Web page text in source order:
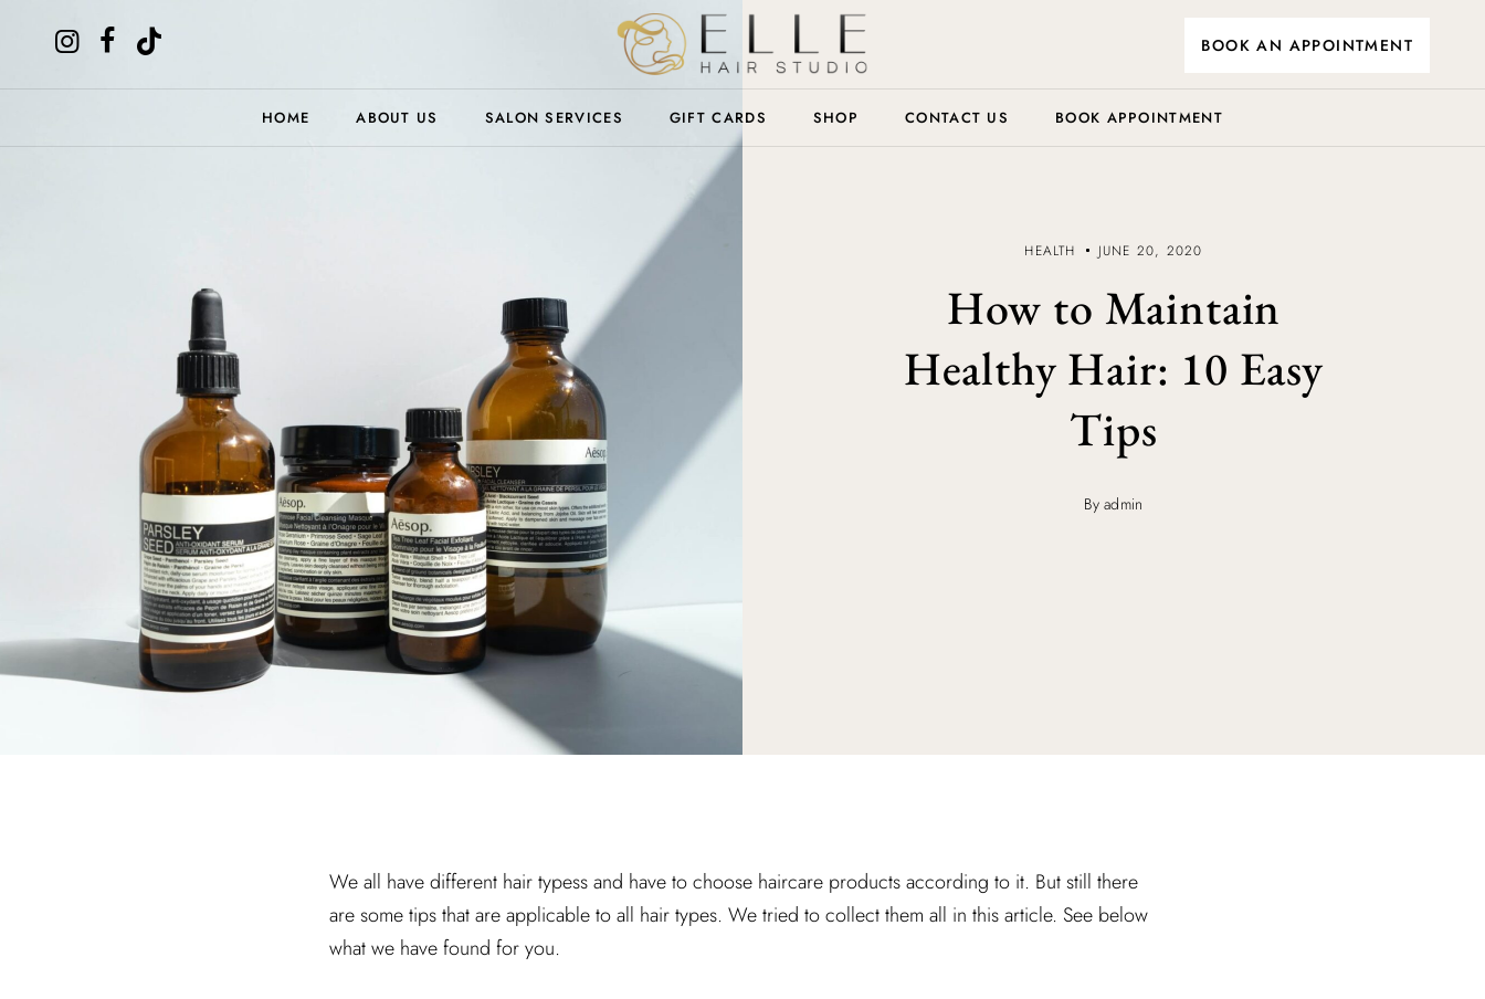
BOOK AN APPOINTMENT
HOME ABOUT US SALON SERVICES GIFT CARDS SHOP CONTACT US BOOK APPOINTMENT
HEALTH JUNE 20, 2020
How to Maintain
Healthy Hair: 10 Easy
Tips
By admin
We all have different hair typess and have to choose haircare products according to it. But still there
are some tips that are applicable to all hair types. We tried to collect them all in this article. See below
what we have found for you.